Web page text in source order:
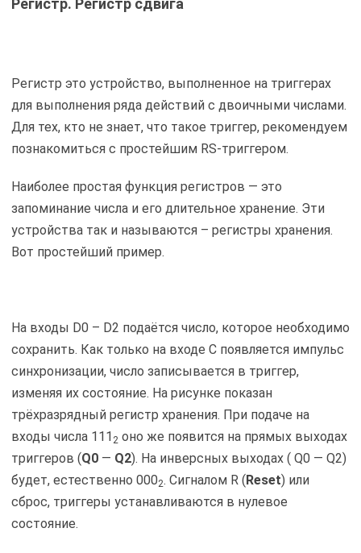
Регистр. Регистр сдвига
Регистр это устройство, выполненное на триггерах
для выполнения ряда действий с двоичными числами.
Для тех, кто не знает, что такое триггер, рекомендуем
познакомиться с простейшим RS-триггером.
Наиболее простая функция регистров — это
запоминание числа и его длительное хранение. Эти
устройства так и называются – регистры хранения.
Вот простейший пример.
На входы D0 – D2 подаётся число, которое необходимо
сохранить. Как только на входе С появляется импульс
синхронизации, число записывается в триггер,
изменяя их состояние. На рисунке показан
трёхразрядный регистр хранения. При подаче на
входы числа 111 2 оно же появится на прямых выходах
триггеров (Q0 — Q2). На инверсных выходах ( Q0 — Q2)
будет, естественно 0002. Сигналом R ( Reset) или
сброс, триггеры устанавливаются в нулевое
состояние.